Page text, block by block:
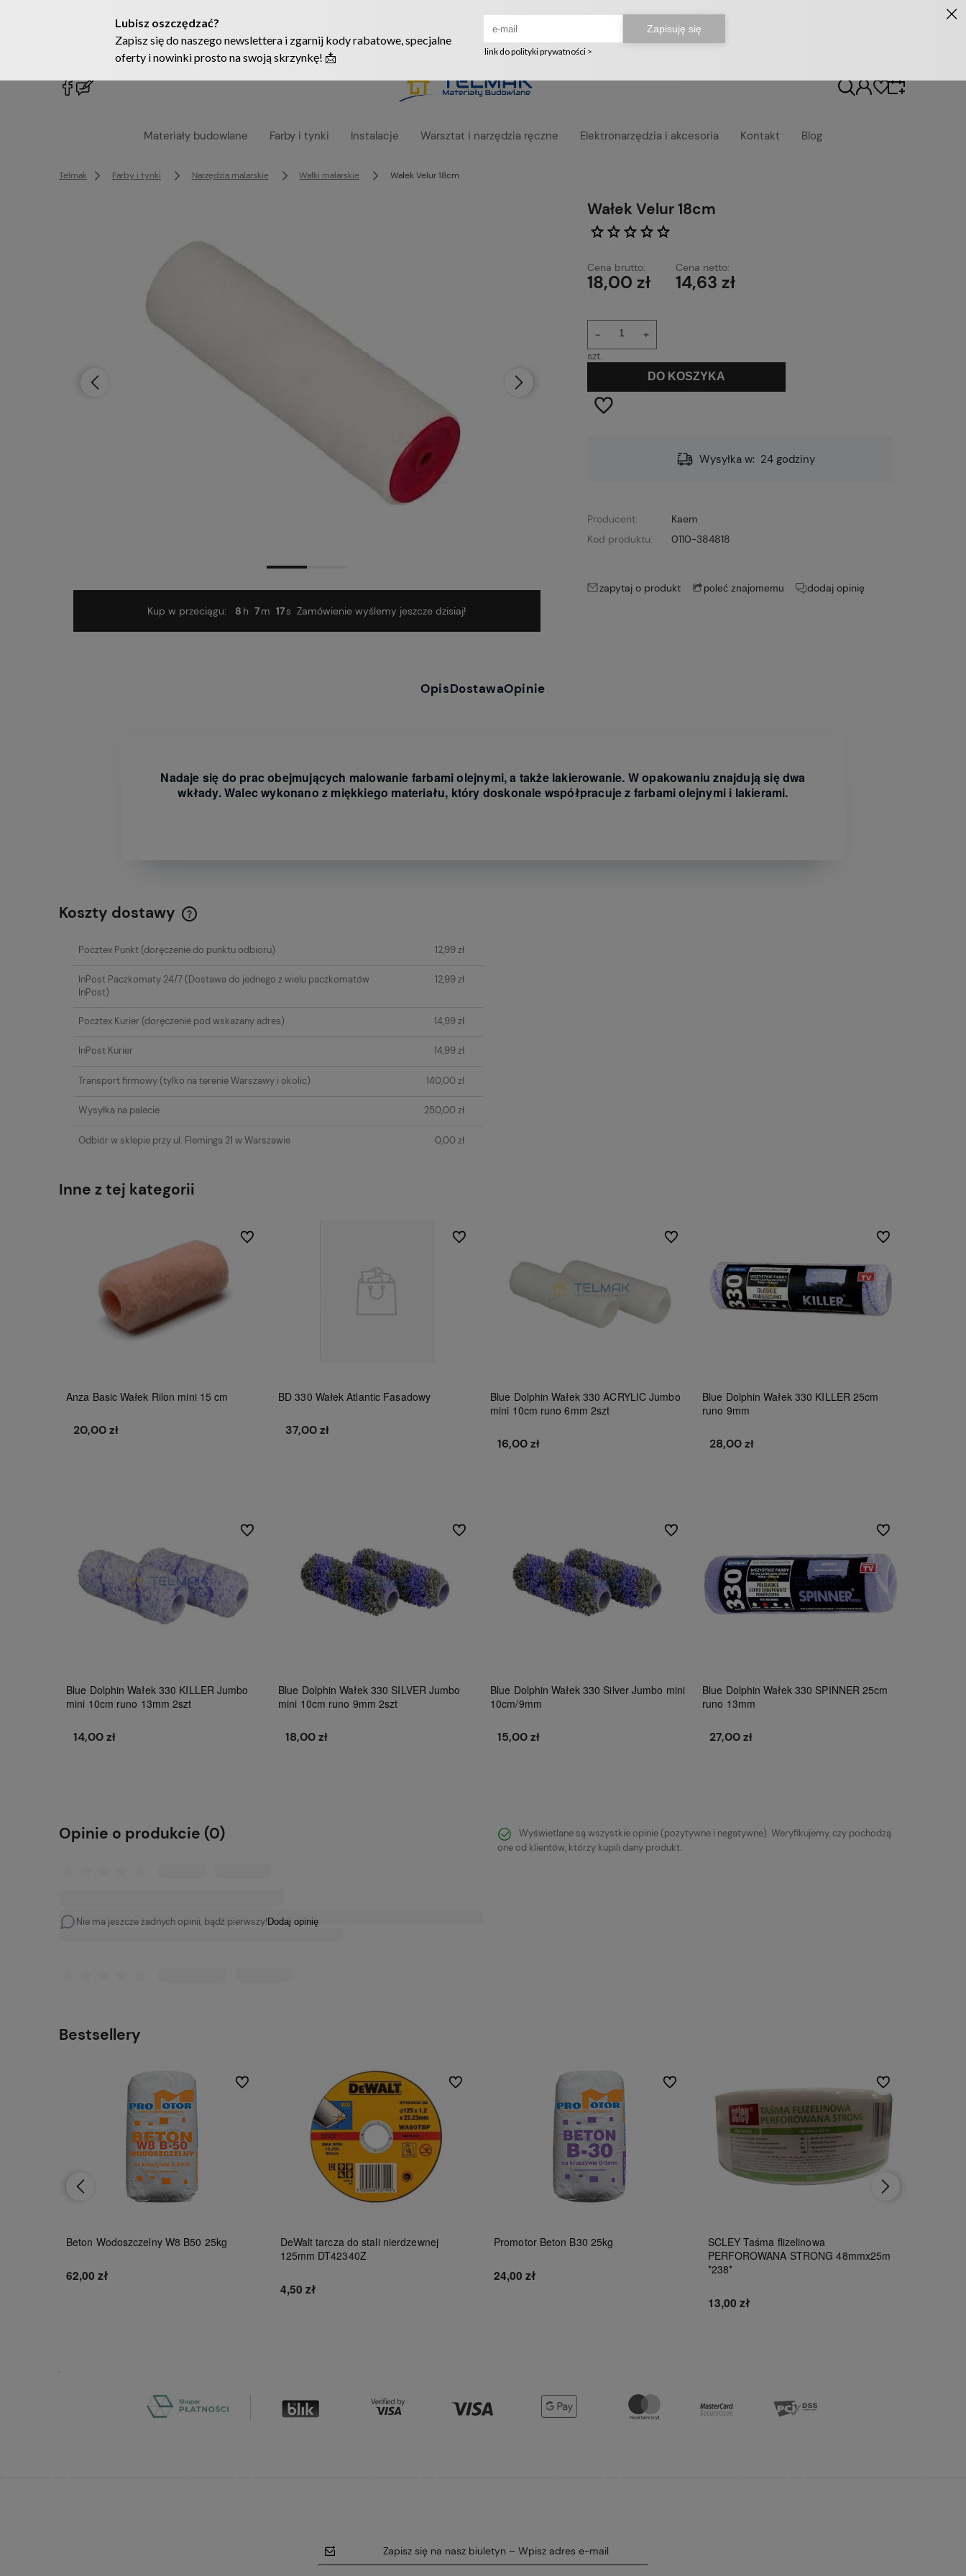
Ruszyła nowa szata graficzna naszego sklepu! ❤️
222905958 sklep@telmak.pl
lub zaloguj się, aby przywrócić dodane
produkty do listy z poprzedniej sesji.
Materiały budowlane Farby i tynki Instalacje Warsztat i narzędzia ręczne Elektronarzędzia i akcesoria Kontakt Blog
Telmak Farby i tynki Narzędzia malarskie Wałki malarskie Wałek Velur 18cm
Kup w przeciągu: 8 7 16 Zamówienie wyślemy jeszcze dzisiaj!
Wałek Velur 18cm
Cena brutto:
18,00 zł
Cena netto:
14,63 zł
+
-
szt.
DO KOSZYKA
Dostępność: Wysyłka w: 24 godziny
Producent:
Kaem
Kod produktu:
0110-384818
zapytaj o produkt poleć znajomemu dodaj opinię
OpisDostawaOpinie
Nadaje się do prac obejmujących malowanie farbami olejnymi, a także lakierowanie. W opakowaniu znajdują się dwa
wkłady. Walec wykonano z miękkiego materiału, który doskonale współpracuje z farbami olejnymi i lakierami.
Koszty dostawy
Cena nie zawiera ewentualnych kosztów
Pocztex Punkt(doręczenie do punktu odbioru) 12,99 zł
InPost Paczkomaty 24/7(Dostawa do jednego z wielu paczkomatów
InPost)
12,99 zł
Pocztex Kurier(doręczenie pod wskazany adres) 14,99 zł
InPost Kurier 14,99 zł
Transport firmowy(tylko na terenie Warszawy i okolic) 140,00 zł
Wysyłka na palecie 250,00 zł
Odbiór w sklepie przy ul. Fleminga 21 w Warszawie 0,00 zł
Inne z tej kategorii
Anza Basic Wałek Rilon mini 15 cm
20,00 zł
Do ulubionych
BD 330 Wałek Atlantic Fasadowy
37,00 zł
Do ulubionych
Blue Dolphin Wałek 330 ACRYLIC Jumbo
mini 10cm runo 6mm 2szt
16,00 zł
Do ulubionych
Blue Dolphin Wałek 330 KILLER 25cm
runo 9mm
28,00 zł
Do ulubionych
Blue Dolphin Wałek 330 KILLER Jumbo
mini 10cm runo 13mm 2szt
14,00 zł
Do ulubionych
Blue Dolphin Wałek 330 SILVER Jumbo
mini 10cm runo 9mm 2szt
18,00 zł
Do ulubionych
Blue Dolphin Wałek 330 Silver Jumbo mini
10cm/9mm
15,00 zł
Do ulubionych
Blue Dolphin Wałek 330 SPINNER 25cm
runo 13mm
27,00 zł
Do ulubionych
Opinie o produkcie (0)
Nie ma jeszcze żadnych opinii, bądź pierwszy! Dodaj opinię
Wyświetlane są wszystkie opinie (pozytywne i negatywne). Weryfikujemy, czy pochodzą
one od klientów, którzy kupili dany produkt.
Bestsellery
Beton Wodoszczelny W8 B50 25kg
62,00 zł
Do ulubionych
DeWalt tarcza do stali nierdzewnej
125mm DT42340Z
4,50 zł
Do ulubionych
Promotor Beton B30 25kg
24,00 zł
Do ulubionych
SCLEY Taśma flizelinowa
PERFOROWANA STRONG 48mmx25m
*238*
13,00 zł
Do ulubionych
Zapisz się na nasz biuletyn – Wpisz adres e-mail